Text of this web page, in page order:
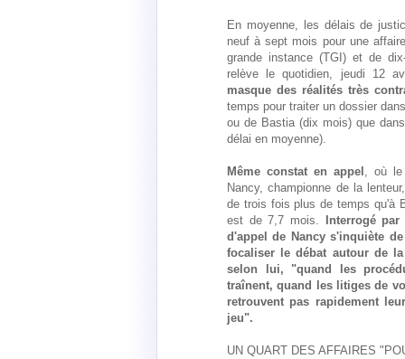
En moyenne, les délais de
neuf à sept mois pour une
grande instance (TGI) et de
relève le quotidien, jeudi 12
masque des réalités très
temps pour traiter un dossier
ou de Bastia (dix mois) que
délai en moyenne).
Même constat en appel , où le
Nancy, championne de la
de trois fois plus de temps qu'à
est de 7,7 mois.
Interrogé
d'appel de Nancy s'inquiète
focaliser le débat autour de
selon lui, "quand les
traînent, quand les litiges de
retrouvent pas rapidement
jeu".
UN QUART DES AFFAIRES